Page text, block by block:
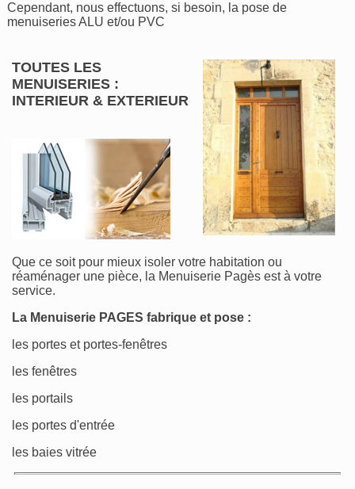
Cependant, nous effectuons, si besoin, la pose de
menuiseries ALU et/ou PVC
TOUTES LES
MENUISERIES :
INTERIEUR & EXTERIEUR
Que ce soit pour mieux isoler votre habitation ou
réaménager une pièce, la Menuiserie Pagès est à votre
service.
La Menuiserie PAGES fabrique et pose :
les portes et portes-fenêtres
les fenêtres
les portails
les portes d'entrée
les baies vitrée